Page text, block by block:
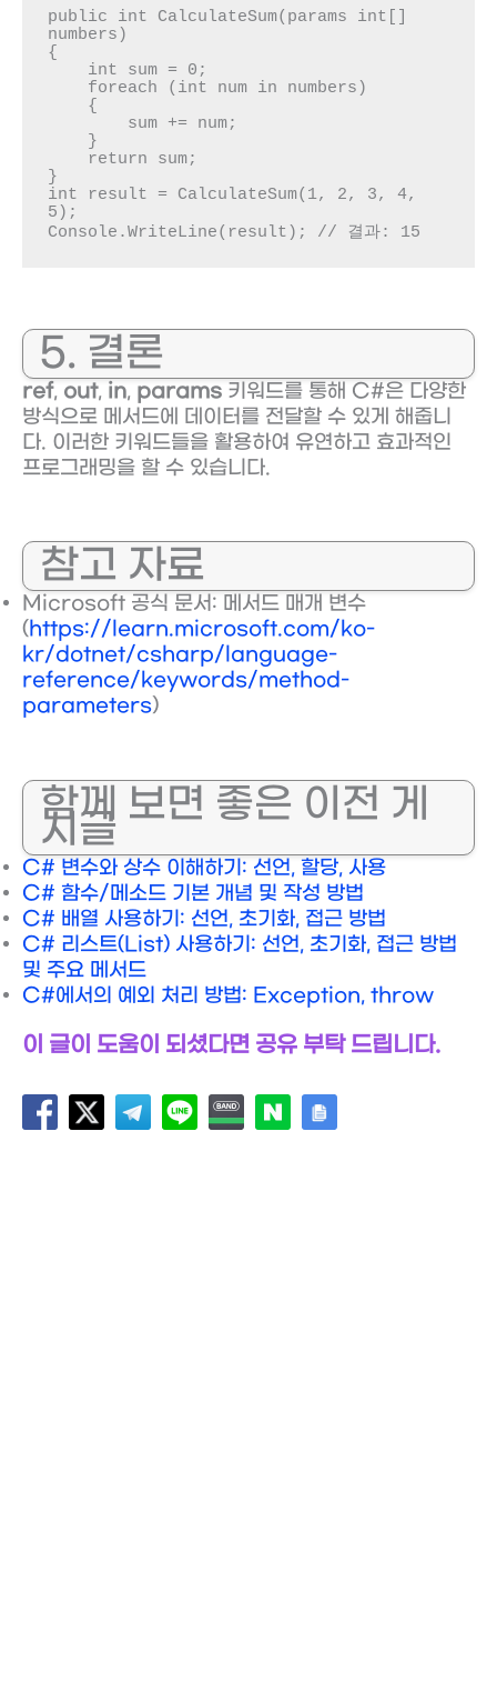
public int CalculateSum(params int[]
numbers)
{
}
int result = CalculateSum(1, 2, 3, 4,
5);
Console.WriteLine(result); // 결과: 15
5. 결론
ref, out, in, params 키워드를 통해 C#은 다양한
방식으로 메서드에 데이터를 전달할 수 있게 해줍니
다. 이러한 키워드들을 활용하여 유연하고 효과적인
프로그래밍을 할 수 있습니다.
참고 자료
Microsoft 공식 문서: 메서드 매개 변수
(https://learn.microsoft.com/ko-
kr/dotnet/csharp/language-
reference/keywords/method-
parameters)
함께 보면 좋은 이전 게
시글
C# 변수와 상수 이해하기: 선언, 할당, 사용
C# 함수/메소드 기본 개념 및 작성 방법
C# 배열 사용하기: 선언, 초기화, 접근 방법
C# 리스트(List) 사용하기: 선언, 초기화, 접근 방법
및 주요 메서드
C#에서의 예외 처리 방법: Exception, throw
이 글이 도움이 되셨다면 공유 부탁 드립니다.